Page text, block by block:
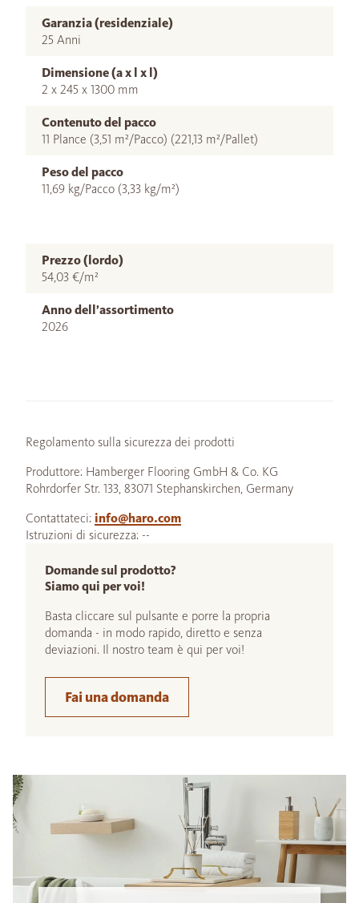
Garanzia (residenziale)
25 Anni
Dimensione (a x l x l)
2 x 245 x 1300 mm
Contenuto del pacco
11 Plance (3,51 m²/Pacco) (221,13 m²/Pallet)
Peso del pacco
11,69 kg/Pacco (3,33 kg/m²)
Prezzo (lordo)
54,03 €/m²
Anno dell’assortimento
2026
Regolamento sulla sicurezza dei prodotti
Produttore: Hamberger Flooring GmbH & Co. KG
Rohrdorfer Str. 133, 83071 Stephanskirchen, Germany
Contattateci: info@haro.com
Istruzioni di sicurezza: --
Domande sul prodotto?
Siamo qui per voi!
Basta cliccare sul pulsante e porre la propria
domanda - in modo rapido, diretto e senza
deviazioni. Il nostro team è qui per voi!
Fai una domanda